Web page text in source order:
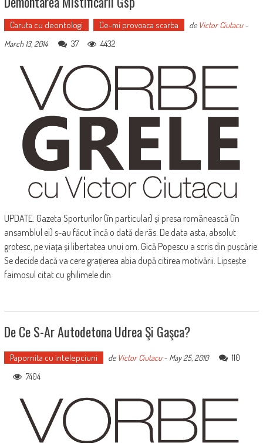
Caruta cu deontologi Ce-mi provoaca scarba de Victor Ciutacu-
March 13, 2014
37 4432
UPDATE: Gazeta Sporturilor (în particular) și presa românească (în
ansamblul ei) s-au făcut încă o dată de râs. De data asta, absolut
grotesc, pe viața și libertatea unui om. Gică Popescu a scris din pușcărie.
Se decide dacă va cere grațierea abia după citirea motivării. Lipsește
faimosul citat cu ghilimele din
De Ce S-Ar Autodetona Udrea Şi Gaşca?
Papornita cu intelepciuni de Victor Ciutacu- May 25, 2010
110
7404